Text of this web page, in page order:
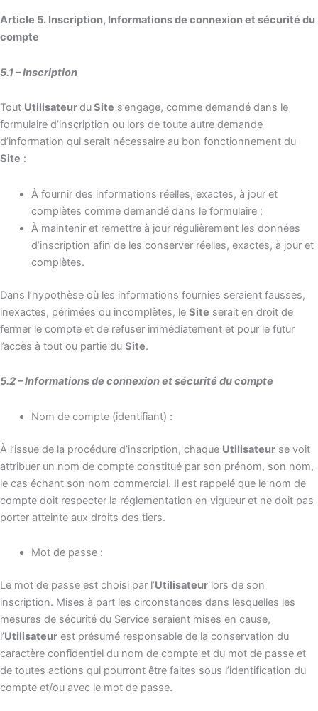
Article 5. Inscription, Informations de connexion et sécurité du
compte
5.1 – Inscription
Tout UtilisateurduSite s’engage, comme demandé dans le
formulaire d’inscription ou lors de toute autre demande
d’information qui serait nécessaire au bon fonctionnement du
Site :
À fournir des informations réelles, exactes, à jour et
complètes comme demandé dans le formulaire ;
À maintenir et remettre à jour régulièrement les données
d’inscription afin de les conserver réelles, exactes, à jour et
complètes.
Dans l’hypothèse où les informations fournies seraient fausses,
inexactes, périmées ou incomplètes, le Site serait en droit de
fermer le compte et de refuser immédiatement et pour le futur
l’accès à tout ou partie du Site.
5.2 – Informations de connexion et sécurité du compte
Nom de compte (identifiant) :
À l’issue de la procédure d’inscription, chaque Utilisateur se voit
attribuer un nom de compte constitué par son prénom, son nom,
le cas échant son nom commercial. Il est rappelé que le nom de
compte doit respecter la réglementation en vigueur et ne doit pas
porter atteinte aux droits des tiers.
Mot de passe :
Le mot de passe est choisi par l’Utilisateur lors de son
inscription. Mises à part les circonstances dans lesquelles les
mesures de sécurité du Service seraient mises en cause,
l’Utilisateur est présumé responsable de la conservation du
caractère confidentiel du nom de compte et du mot de passe et
de toutes actions qui pourront être faites sous l’identification du
compte et/ou avec le mot de passe.